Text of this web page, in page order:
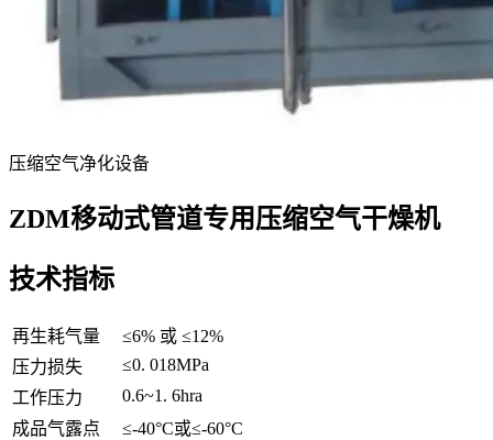
压缩空气净化设备
ZDM移动式管道专用压缩空气干燥机
技术指标
再生耗气量
≤6% 或 ≤12%
压力损失
≤0. 018MPa
工作压力
0.6~1. 6hra
成品气露点
≤-40°C或≤-60°C